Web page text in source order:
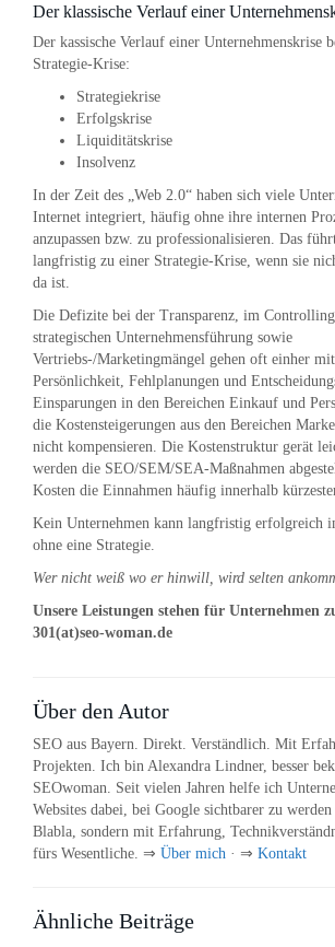
Der klassische Verlauf einer
Der kassische Verlauf einer Unternehmenskrise
Strategie-Krise:
Strategiekrise
Erfolgskrise
Liquiditätskrise
Insolvenz
In der Zeit des „Web 2.0“ haben sich viele
Internet integriert, häufig ohne ihre internen
anzupassen bzw. zu professionalisieren. Das
langfristig zu einer Strategie-Krise, wenn sie
da ist.
Die Defizite bei der Transparenz, im
strategischen Unternehmensführung sowie
Vertriebs-/Marketingmängel gehen oft einher
Persönlichkeit, Fehlplanungen und
Einsparungen in den Bereichen Einkauf und
die Kostensteigerungen aus den Bereichen
nicht kompensieren. Die Kostenstruktur gerät
werden die SEO/SEM/SEA-Maßnahmen
Kosten die Einnahmen häufig innerhalb
Kein Unternehmen kann langfristig erfolgreich
ohne eine Strategie.
Wer nicht weiß wo er hinwill, wird selten
Unsere Leistungen stehen für Unternehmen
301(at)seo-woman.de
Über den Autor
SEO aus Bayern. Direkt. Verständlich. Mit
Projekten. Ich bin Alexandra Lindner, besser
SEOwoman. Seit vielen Jahren helfe ich
Websites dabei, bei Google sichtbarer zu
Blabla, sondern mit Erfahrung,
fürs Wesentliche. ⇒ Über mich · ⇒ Kontakt
Ähnliche Beiträge